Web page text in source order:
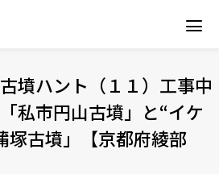
墳ハント（１１）工事中
私市円山古墳」と“イケ
塚古墳」【京都府綾部